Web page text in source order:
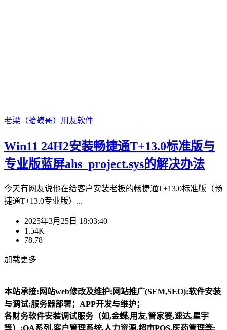
老梁（蛤蟆哥） 用友软件
Win11 24H2安装畅捷通T+13.0标准版与
专业版蓝屏ahs_project.sys的解决办法
今天有网友说他在给客户安装老板的畅捷通T+13.0标准版（畅
捷通T+13.0专业版）...
2025年3月25日 18:03:40
1.54K
78.78
加载更多
本站承接:网站web修改及维护;网站推广(SEM,SEO);软件安装
与调试;服务器部署；APP开发与维护；
各财务软件安装调试服务（如,金蝶,用友,管家婆,速达,星宇
等）;OA系列,客户管理系统,人力资源,超市POS,医药管理等;